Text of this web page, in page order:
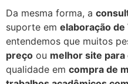
Da mesma forma, a
suporte em elaboração de
entendemos que muitos
preço ou melhor site para
qualidade em compra de